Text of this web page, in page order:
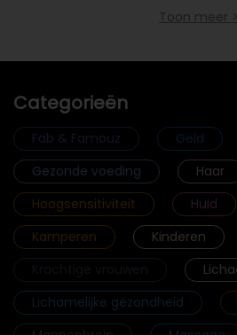
Toon meer >
Categorieën
Fab & Famouz Geld
Gezonde voeding
Haar
Hoogsensitiviteit
Huid
Kamperen
Kinderen
Lichamelijke gezondheid